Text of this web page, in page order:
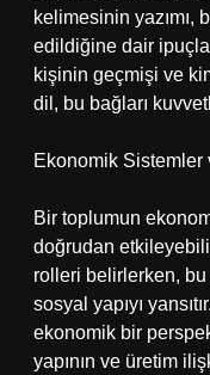
kelimesinin yazımı,
edildiğine dair
kişinin geçmişi ve
dil, bu bağları
Ekonomik Sistemler
Bir toplumun
doğrudan
rolleri belirlerken, bu
sosyal yapıyı
ekonomik bir
yapının ve üretim